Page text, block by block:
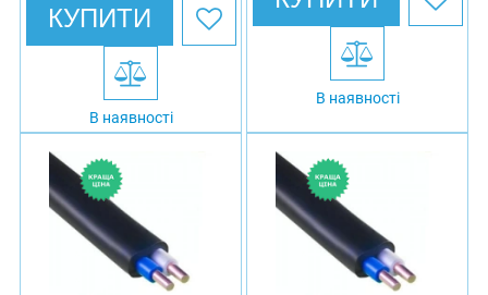
КУПИТИ
В наявності
В наявності